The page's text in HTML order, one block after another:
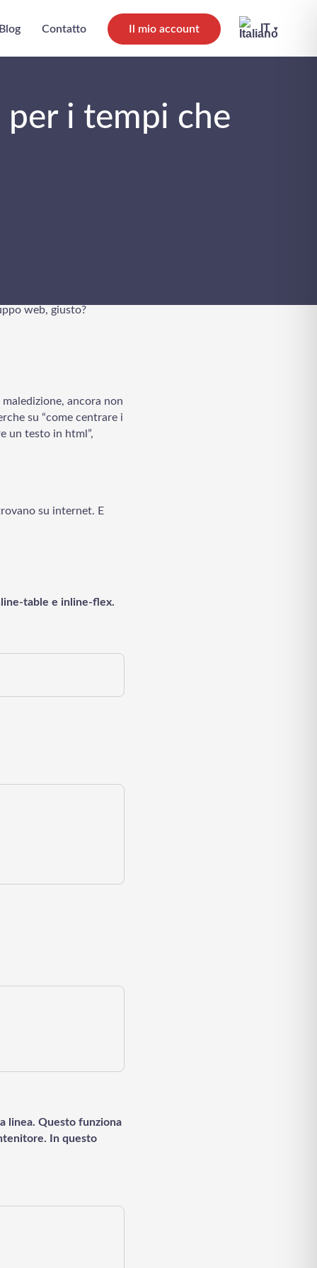
Contatto Il mio account IT ▾
per i tempi che
web, giusto?
ancora non
su “come centrare i
un testo in html”,
su internet. E
table e inline-flex.
linea. Questo funziona
In questo